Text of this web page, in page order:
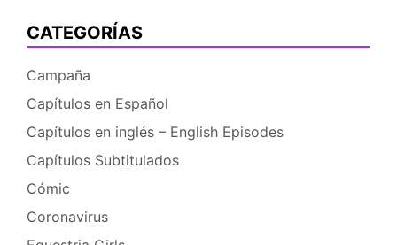
entradas
CATEGORÍAS
Campaña
Capítulos en Español
Capítulos en inglés – English Episodes
Capítulos Subtitulados
Cómic
Coronavirus